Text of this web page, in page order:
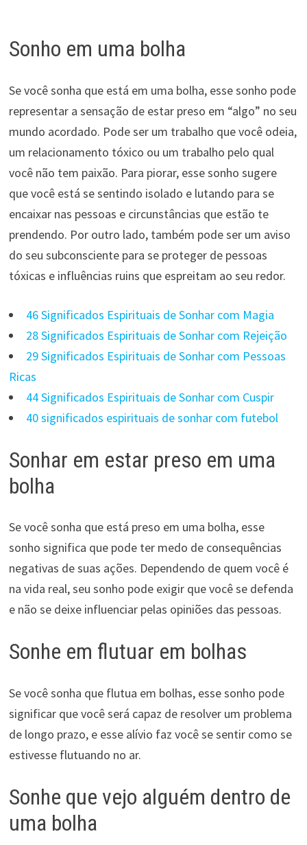
Sonho em uma bolha
Se você sonha que está em uma bolha, esse sonho pode
representar a sensação de estar preso em “algo” no seu
mundo acordado. Pode ser um trabalho que você odeia,
um relacionamento tóxico ou um trabalho pelo qual
você não tem paixão. Para piorar, esse sonho sugere
que você está se sentindo isolado e lutando para se
encaixar nas pessoas e circunstâncias que estão te
prendendo. Por outro lado, também pode ser um aviso
do seu subconsciente para se proteger de pessoas
tóxicas e influências ruins que espreitam ao seu redor.
46 Significados Espirituais de Sonhar com Magia
28 Significados Espirituais de Sonhar com Rejeição
29 Significados Espirituais de Sonhar com Pessoas
Ricas
44 Significados Espirituais de Sonhar com Cuspir
40 significados espirituais de sonhar com futebol
Sonhar em estar preso em uma
bolha
Se você sonha que está preso em uma bolha, esse
sonho significa que pode ter medo de consequências
negativas de suas ações. Dependendo de quem você é
na vida real, seu sonho pode exigir que você se defenda
e não se deixe influenciar pelas opiniões das pessoas.
Sonhe em flutuar em bolhas
Se você sonha que flutua em bolhas, esse sonho pode
significar que você será capaz de resolver um problema
de longo prazo, e esse alívio faz você se sentir como se
estivesse flutuando no ar.
Sonhe que vejo alguém dentro de
uma bolha